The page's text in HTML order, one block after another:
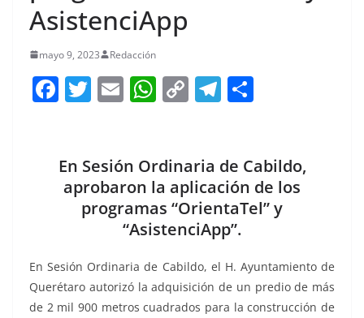
AsistenciApp
mayo 9, 2023 Redacción
F
e
b
k
T
er
E
l
W
s
A
p
p
C
y
Li
n
k
T
gr
a
m
e
En Sesión Ordinaria de Cabildo,
aprobaron la aplicación de los
programas “OrientaTel” y
“AsistenciApp”.
En Sesión Ordinaria de Cabildo, el H. Ayuntamiento de
Querétaro autorizó la adquisición de un predio de más
de 2 mil 900 metros cuadrados para la construcción de